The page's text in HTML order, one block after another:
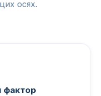
осях.
фактор